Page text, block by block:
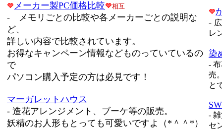
メーカー製PC価格比較 相互
- メモリごとの比較や各メーカーごとの説明な
ど、
詳しい内容で比較されています。
お得なキャンペーン情報などものっていているの
で
パソコン購入予定の方は必見です！
マーガレットハウス
- 造花アレンジメント、ブーケ等の販売。
妖精のお人形もとっても可愛いですよ（*＾＾*）
-
レ
染
-
売
と
-
セ